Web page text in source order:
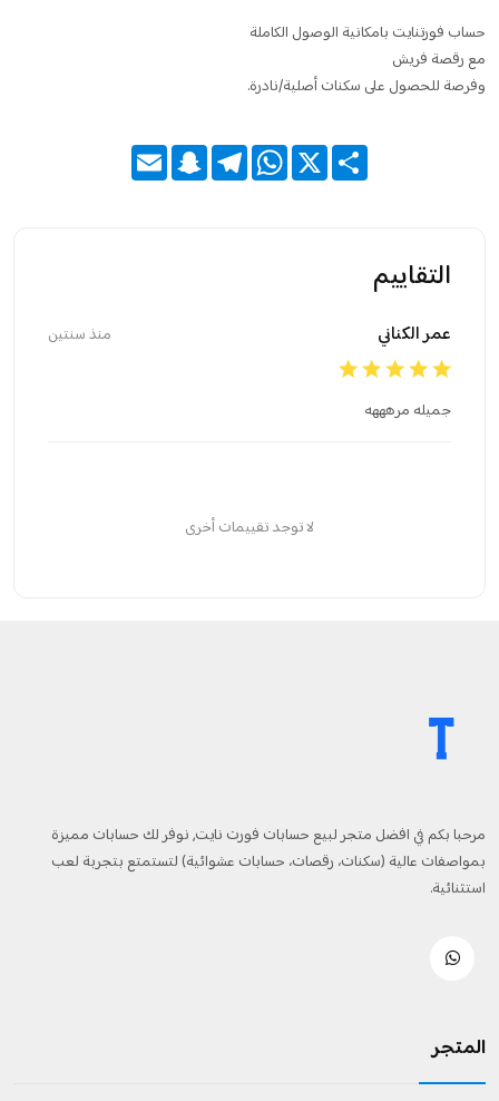
حساب فورتنايت بامكانية الوصول الكاملة
مع رقصة فريش
وفرصة للحصول على سكنات أصلية/نادرة.
Share
X
WhatsApp
Telegram
Snapchat
Email
التقاييم
عمر الكناني منذ سنتين
جميله مرهههه
لا توجد تقييمات أخرى
مرحبا بكم في افضل متجر لبيع حسابات فورت نايت, نوفر لك حسابات مميزة
بمواصفات عالية (سكنات، رقصات، حسابات عشوائية) لتستمتع بتجربة لعب
استثنائية.
المتجر